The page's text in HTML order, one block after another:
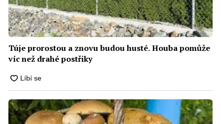
Túje prorostou a znovu budou husté. Houba pomůže
víc než drahé postřiky